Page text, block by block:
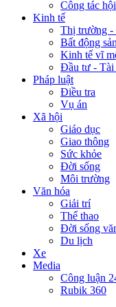
Công tác hội
Kinh tế
Thị trường -
Bất động
Kinh tế vĩ
Đầu tư - Tài
Pháp luật
Điều tra
Vụ án
Xã hội
Giáo dục
Giao thông
Sức khỏe
Đời sống
Môi trường
Văn hóa
Giải trí
Thể thao
Đời sống
Du lịch
Xe
Media
Công luận
Rubik 360